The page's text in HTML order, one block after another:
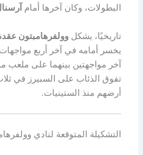
البطولات، وكان آخرها أمام
تاريخيًا، يشكلوولفرهامبتون
يخسر أمامه في آخر أربع
آخر مواجهتين بينهما على ملعب
تفوق الذئاب على السبيرز في
أرضهم منذ الستينيات.
التشكيلة المتوقعة لنادي